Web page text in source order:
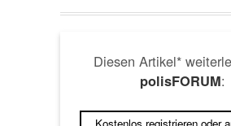
Diesen Artikel*
polisFORUM: